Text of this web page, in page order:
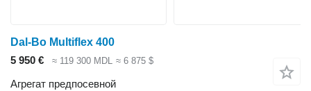
Dal-Bo Multiflex 400
5 950 €
≈ 119 300 MDL ≈ 6 875 $
Агрегат предпосевной